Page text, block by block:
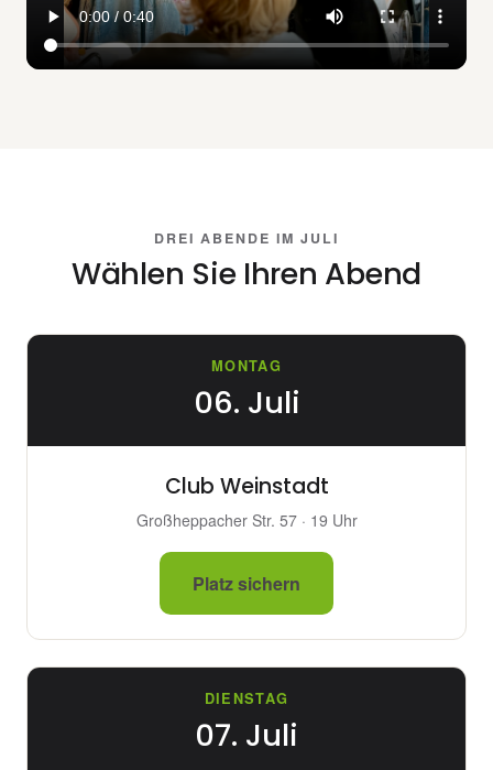
DREI ABENDE IM JULI
Wählen Sie Ihren Abend
MONTAG
06. Juli
Club Weinstadt
Großheppacher Str. 57 · 19 Uhr
Platz sichern
DIENSTAG
07. Juli